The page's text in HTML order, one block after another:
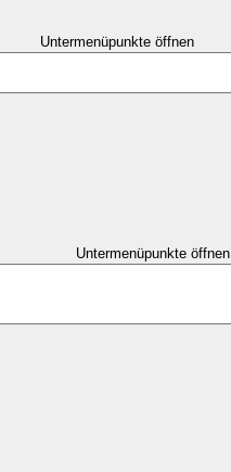
Untermenüpunkte öffnen
Untermenüpunkte öffnen